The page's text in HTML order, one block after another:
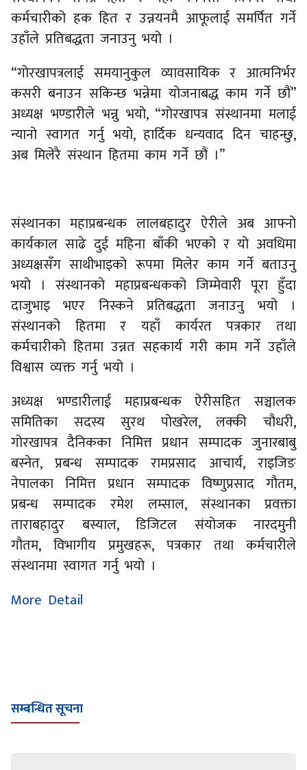
कर्मचारीको हक हित र उन्नयनमै आफूलाई समर्पित गर्ने
उहाँले प्रतिबद्धता जनाउनु भयो ।
“गोरखापत्रलाई समयानुकुल व्यावसायिक र आत्मनिर्भर
कसरी बनाउन सकिन्छ भन्नेमा योजनाबद्ध काम गर्ने छौं”
अध्यक्ष भण्डारीले भन्नु भयो, “गोरखापत्र संस्थानमा मलाई
न्यानो स्वागत गर्नु भयो, हार्दिक धन्यवाद दिन चाहन्छु,
अब मिलेरै संस्थान हितमा काम गर्ने छौं ।”
संस्थानका महाप्रबन्धक लालबहादुर ऐरीले अब आफ्नो
कार्यकाल साढे दुई महिना बाँकी भएको र यो अवधिमा
अध्यक्षसँग साथीभाइको रूपमा मिलेर काम गर्ने बताउनु
भयो । संस्थानको महाप्रबन्धकको जिम्मेवारी पूरा हुँदा
दाजुभाइ भएर निस्कने प्रतिबद्धता जनाउनु भयो ।
संस्थानको हितमा र यहाँ कार्यरत पत्रकार तथा
कर्मचारीको हितमा उन्नत सहकार्य गरी काम गर्ने उहाँले
विश्वास व्यक्त गर्नु भयो ।
अध्यक्ष भण्डारीलाई महाप्रबन्धक ऐरीसहित सञ्चालक
समितिका सदस्य सुरथ पोखरेल, लक्की चौधरी,
गोरखापत्र दैनिकका निमित्त प्रधान सम्पादक जुनारबाबु
बस्नेत, प्रबन्ध सम्पादक रामप्रसाद आचार्य, राइजिङ
नेपालका निमित्त प्रधान सम्पादक विष्णुप्रसाद गौतम,
प्रबन्ध सम्पादक रमेश लम्साल, संस्थानका प्रवक्ता
ताराबहादुर बस्याल, डिजिटल संयोजक नारदमुनी
गौतम, विभागीय प्रमुखहरू, पत्रकार तथा कर्मचारीले
संस्थानमा स्वागत गर्नु भयो ।
More Detail
सम्बन्धित सूचना